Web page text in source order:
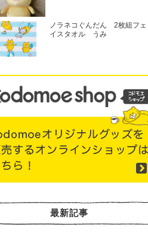
ノラネコぐんだん 2枚組フェ
イスタオル うみ
最新記事